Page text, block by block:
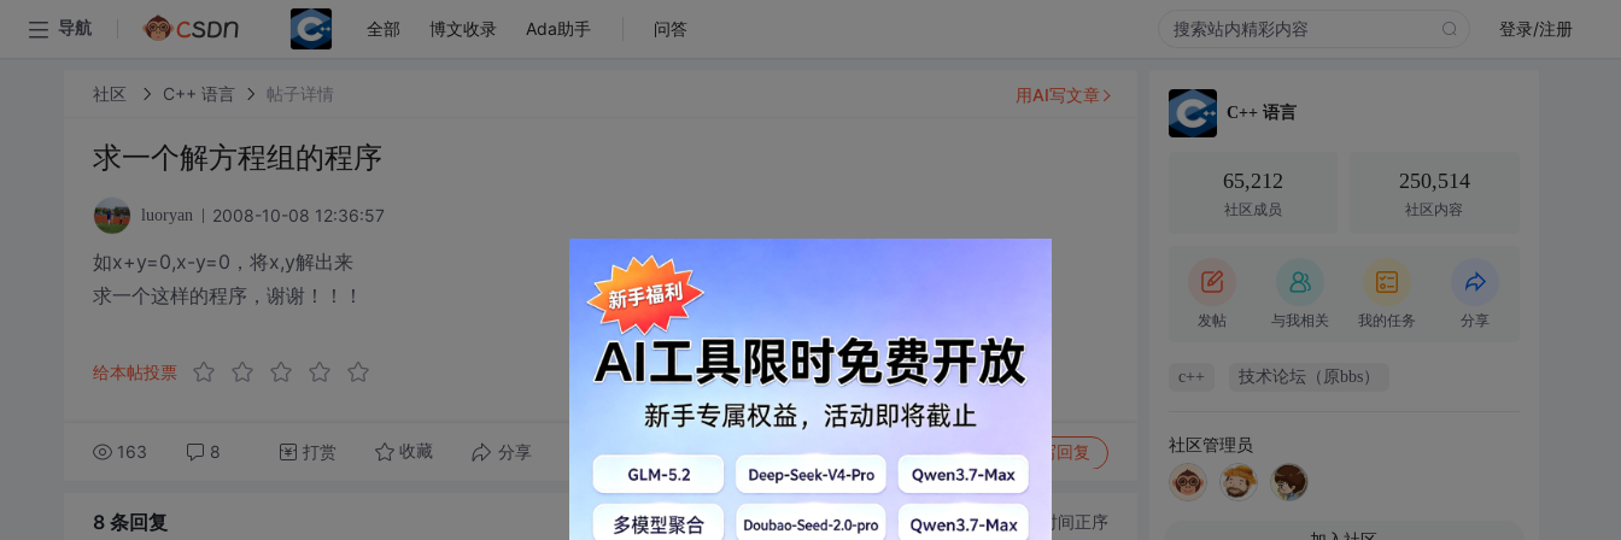
导航 全部 博文收录 Ada助手 问答 登录/注册
社区 C++ 语言 帖子详情
求一个解方程组的程序
luoryan 2008-10-08 12:36:57
如x+y=0,x-y=0，将x,y解出来
求一个这样的程序，谢谢！！！
给本帖投票
163 8 打赏 收藏 分享 转发到动态 举报 写回复
用AI写文章
8 条回复 切换为时间正序
C++ 语言
65,212
社区成员
250,514
社区内容
发帖 与我相关 我的任务 分享
c++ 技术论坛（原bbs）
社区管理员